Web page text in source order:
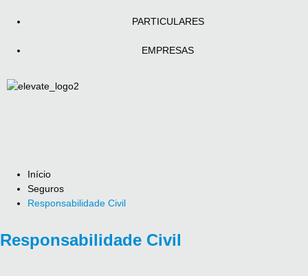
PARTICULARES
EMPRESAS
Início
Seguros
Responsabilidade Civil
Responsabilidade Civil